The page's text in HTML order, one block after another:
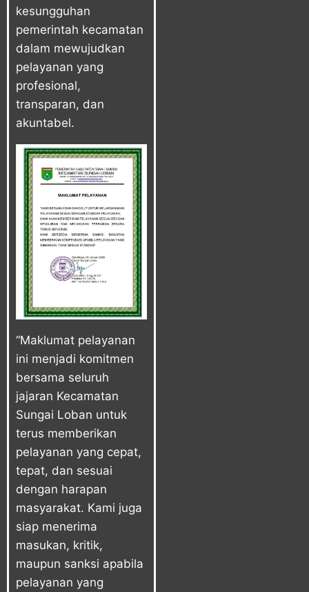
kesungguhan
pemerintah kecamatan
dalam mewujudkan
pelayanan yang
profesional,
transparan, dan
akuntabel.
“Maklumat pelayanan
ini menjadi komitmen
bersama seluruh
jajaran Kecamatan
Sungai Loban untuk
terus memberikan
pelayanan yang cepat,
tepat, dan sesuai
dengan harapan
masyarakat. Kami juga
siap menerima
masukan, kritik,
maupun sanksi apabila
pelayanan yang